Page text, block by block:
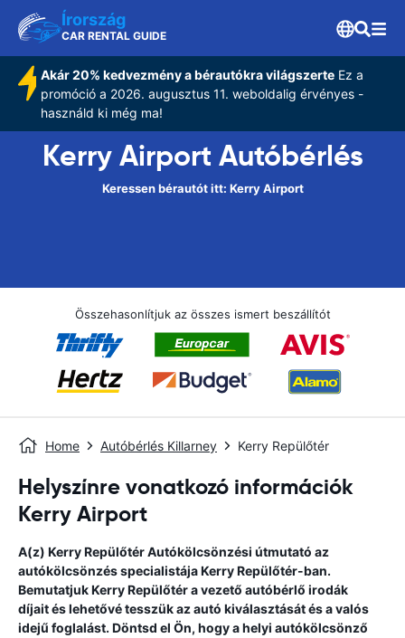
Írország
CAR RENTAL GUIDE
Akár 20% kedvezmény a bérautókra világszerteEz a
promóció a 2026. augusztus 11. weboldalig érvényes -
használd ki még ma!
Kerry Airport Autóbérlés
Keressen bérautót itt: Kerry Airport
Összehasonlítjuk az összes ismert beszállítót
Home Autóbérlés Killarney Kerry Repülőtér
Helyszínre vonatkozó információk
Kerry Airport
A(z) Kerry RepülőtérAutókölcsönzési útmutató az
autókölcsönzés specialistájaKerry Repülőtér-ban.
BemutatjukKerry Repülőtéra vezető autóbérlő irodák
díjait és lehetővé tesszük az autó kiválasztását és a valós
idejű foglalást. Döntsd el Ön, hogy a helyi autókölcsönző